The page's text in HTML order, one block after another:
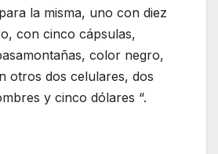
la misma, uno con diez
con cinco cápsulas,
color negro,
otros dos celulares, dos
y cinco dólares “.